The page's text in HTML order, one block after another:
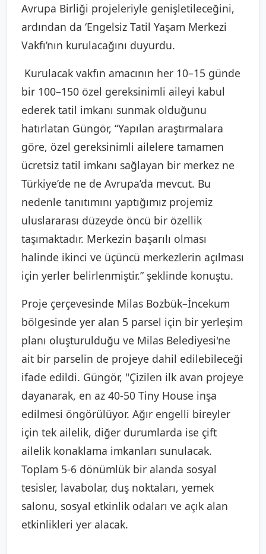
Avrupa Birliği projeleriyle genişletileceğini,
ardından da ‘Engelsiz Tatil Yaşam Merkezi
Vakfı’nın kurulacağını duyurdu.
Kurulacak vakfın amacının her 10–15 günde
bir 100–150 özel gereksinimli aileyi kabul
ederek tatil imkanı sunmak olduğunu
hatırlatan Güngör, “Yapılan araştırmalara
göre, özel gereksinimli ailelere tamamen
ücretsiz tatil imkanı sağlayan bir merkez ne
Türkiye’de ne de Avrupa’da mevcut. Bu
nedenle tanıtımını yaptığımız projemiz
uluslararası düzeyde öncü bir özellik
taşımaktadır. Merkezin başarılı olması
halinde ikinci ve üçüncü merkezlerin açılması
için yerler belirlenmiştir.” şeklinde konuştu.
Proje çerçevesinde Milas Bozbük–İncekum
bölgesinde yer alan 5 parsel için bir yerleşim
planı oluşturulduğu ve Milas Belediyesi'ne
ait bir parselin de projeye dahil edilebileceği
ifade edildi. Güngör, "Çizilen ilk avan projeye
dayanarak, en az 40-50 Tiny House inşa
edilmesi öngörülüyor. Ağır engelli bireyler
için tek ailelik, diğer durumlarda ise çift
ailelik konaklama imkanları sunulacak.
Toplam 5-6 dönümlük bir alanda sosyal
tesisler, lavabolar, duş noktaları, yemek
salonu, sosyal etkinlik odaları ve açık alan
etkinlikleri yer alacak.